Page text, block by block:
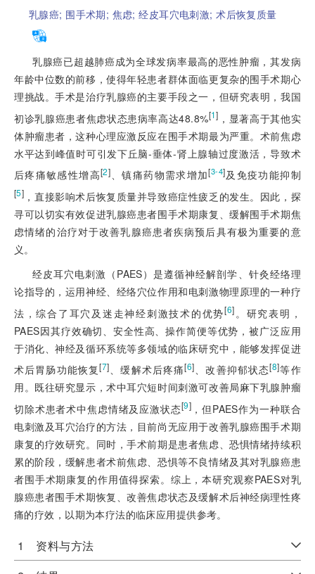
乳腺癌; 围手术期; 焦虑;经皮耳穴电刺激;术后恢复质量
乳腺癌已超越肺癌成为全球发病率最高的恶性肿瘤，其发病
年龄中位数的前移，使得年轻患者群体面临更复杂的围手术期心
理挑战。手术是治疗乳腺癌的主要手段之一，但研究表明，我国
初诊乳腺癌患者焦虑状态患病率高达48.8%[1] ，显著高于其他实
体肿瘤患者，这种心理应激反应在围手术期最为严重。术前焦虑
水平达到峰值时可引发下丘脑-垂体-肾上腺轴过度激活，导致术
后疼痛敏感性增高[2]、镇痛药物需求增加[3-4]及免疫功能抑制
[5] ，直接影响术后恢复质量并导致癌症性疲乏的发生。因此，探
寻可以切实有效促进乳腺癌患者围手术期康复、缓解围手术期焦
虑情绪的治疗对于改善乳腺癌患者疾病预后具有极为重要的意
义。
经皮耳穴电刺激（PAES）是遵循神经解剖学、针灸经络理
论指导的，运用神经、经络穴位作用和电刺激物理原理的一种疗
法，综合了耳穴及迷走神经刺激技术的优势[6] 。研究表明，
PAES因其疗效确切、安全性高、操作简便等优势，被广泛应用
于消化、神经及循环系统等多领域的临床研究中，能够发挥促进
术后胃肠功能恢复[7]、缓解术后疼痛[6]、改善抑郁状态[8]等作
用。既往研究显示，术中耳穴短时间刺激可改善局麻下乳腺肿瘤
切除术患者术中焦虑情绪及应激状态[9] ，但PAES作为一种联合
电刺激及耳穴治疗的方法，目前尚无应用于改善乳腺癌围手术期
康复的疗效研究。同时，手术前期是患者焦虑、恐惧情绪持续积
累的阶段，缓解患者术前焦虑、恐惧等不良情绪及其对乳腺癌患
者围手术期康复的作用值得探索。综上，本研究观察PAES对乳
腺癌患者围手术期恢复、改善焦虑状态及缓解术后神经病理性疼
痛的疗效，以期为本疗法的临床应用提供参考。
1 资料与方法